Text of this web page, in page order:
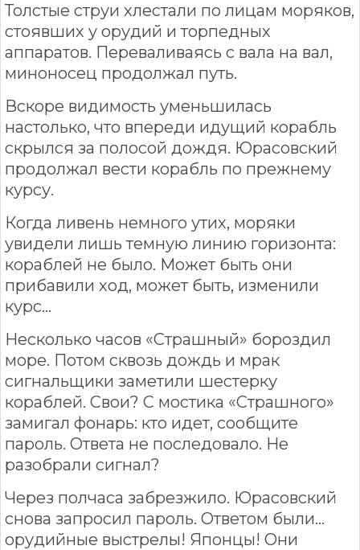
Толстые струи хлестали по лицам моряков,
стоявших у орудий и торпедных
аппаратов. Переваливаясь с вала на вал,
миноносец продолжал путь.
Вскоре видимость уменьшилась
настолько, что впереди идущий корабль
скрылся за полосой дождя. Юрасовский
продолжал вести корабль по прежнему
курсу.
Когда ливень немного утих, моряки
увидели лишь темную линию горизонта:
кораблей не было. Может быть они
прибавили ход, может быть, изменили
курс...
Несколько часов «Страшный» бороздил
море. Потом сквозь дождь и мрак
сигнальщики заметили шестерку
кораблей. Свои? С мостика «Страшного»
замигал фонарь: кто идет, сообщите
пароль. Ответа не последовало. Не
разобрали сигнал?
Через полчаса забрезжило. Юрасовский
снова запросил пароль. Ответом были...
орудийные выстрелы! Японцы! Они